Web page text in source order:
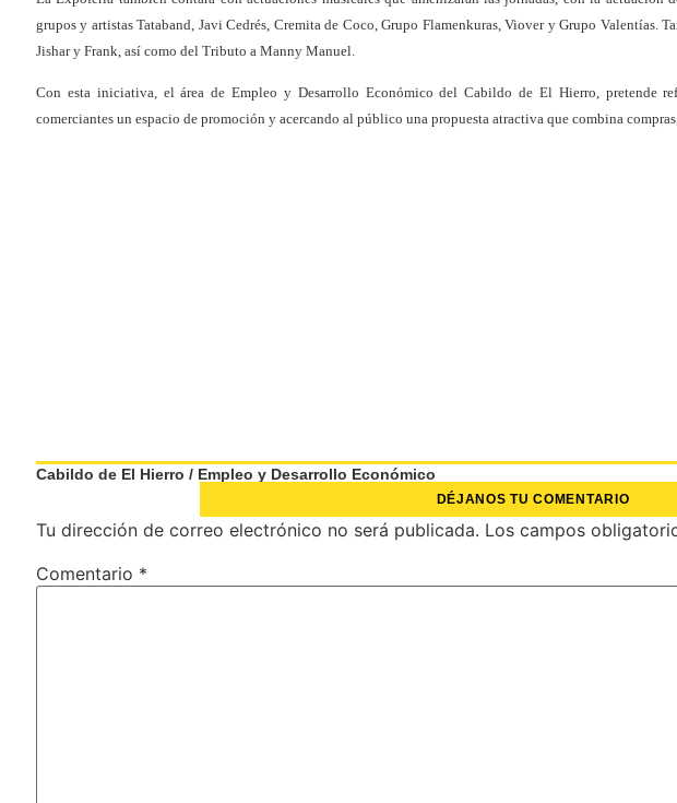
grupos y artistas Tataband, Javi Cedrés, Cremita de Coco, Grupo Flamenkuras, Viover y Grupo Valentías.
Jishar y Frank, así como del Tributo a Manny Manuel.
Con esta iniciativa, el área de Empleo y Desarrollo Económico del Cabildo de El Hierro, pretende
comerciantes un espacio de promoción y acercando al público una propuesta atractiva que combina
Cabildo de El Hierro / Empleo y Desarrollo Económico
DÉJANOS TU COMENTARIO
Tu dirección de correo electrónico no será publicada. Los campos
Comentario *